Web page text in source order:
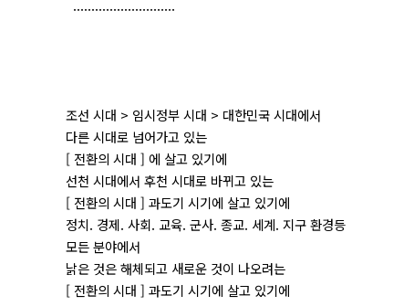
............................
조선 시대 > 임시정부 시대 > 대한민국 시대에서
다른 시대로 넘어가고 있는
[ 전환의 시대 ] 에 살고 있기에
선천 시대에서 후천 시대로 바뀌고 있는
[ 전환의 시대 ] 과도기 시기에 살고 있기에
정치. 경제. 사회. 교육. 군사. 종교. 세계. 지구 환경등
모든 분야에서
낡은 것은 해체되고 새로운 것이 나오려는
[ 전환의 시대 ] 과도기 시기에 살고 있기에